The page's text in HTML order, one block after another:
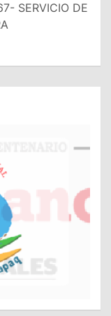
SERVICIO DE